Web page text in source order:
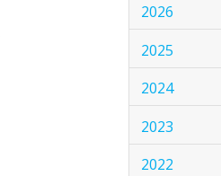
2026
2025
2024
2023
2022